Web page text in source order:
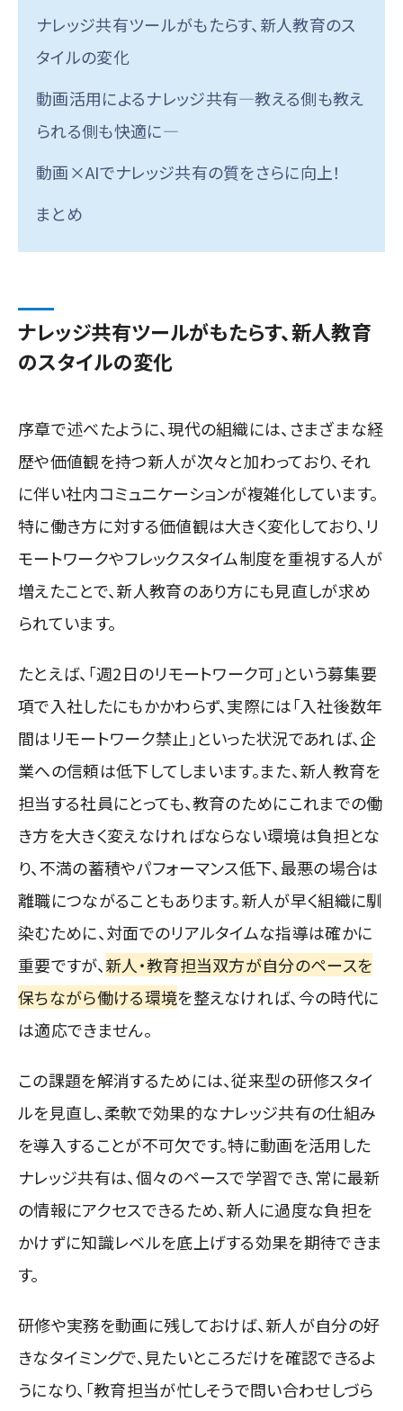
ナレッジ共有ツールがもたらす、新人教育のス
タイルの変化
動画活用によるナレッジ共有―教える側も教え
られる側も快適に―
動画×AIでナレッジ共有の質をさらに向上！
まとめ
ナレッジ共有ツールがもたらす、新人教育
のスタイルの変化
序章で述べたように、現代の組織には、さまざまな経
歴や価値観を持つ新人が次々と加わっており、それ
に伴い社内コミュニケーションが複雑化しています。
特に働き方に対する価値観は大きく変化しており、リ
モートワークやフレックスタイム制度を重視する人が
増えたことで、新人教育のあり方にも見直しが求め
られています。
たとえば、「週2日のリモートワーク可」という募集要
項で入社したにもかかわらず、実際には「入社後数年
間はリモートワーク禁止」といった状況であれば、企
業への信頼は低下してしまいます。また、新人教育を
担当する社員にとっても、教育のためにこれまでの働
き方を大きく変えなければならない環境は負担とな
り、不満の蓄積やパフォーマンス低下、最悪の場合は
離職につながることもあります。新人が早く組織に馴
染むために、対面でのリアルタイムな指導は確かに
重要ですが、新人・教育担当双方が自分のペースを
保ちながら働ける環境を整えなければ、今の時代に
は適応できません。
この課題を解消するためには、従来型の研修スタイ
ルを見直し、柔軟で効果的なナレッジ共有の仕組み
を導入することが不可欠です。特に動画を活用した
ナレッジ共有は、個々のペースで学習でき、常に最新
の情報にアクセスできるため、新人に過度な負担を
かけずに知識レベルを底上げする効果を期待できま
す。
研修や実務を動画に残しておけば、新人が自分の好
きなタイミングで、見たいところだけを確認できるよ
うになり、「教育担当が忙しそうで問い合わせしづら